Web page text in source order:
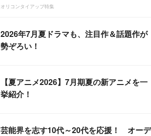
オリコンタイアップ特集
2026年7月夏ドラマも、注目作＆話題作が
勢ぞろい！
【夏アニメ2026】7月期夏の新アニメを一
挙紹介！
芸能界を志す10代～20代を応援！ オーデ